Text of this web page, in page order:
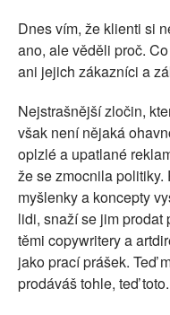
Dnes vím, že klienti si
ano, ale věděli proč.
ani jejich zákazníci a
Nejstrašnější zločin,
však není nějaká
oplzlé a upatlané
že se zmocnila
myšlenky a koncepty
lidi, snaží se jim prodat
těmi copywritery a
jako prací prášek. Teď
prodáváš tohle, teď toto.